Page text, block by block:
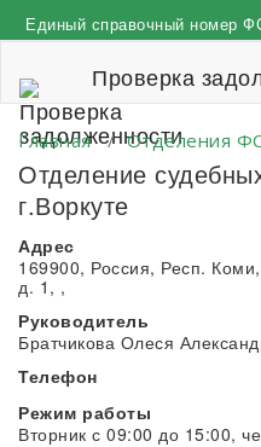
к
Единый справочный номер
Проверка
Главная/Отделения
Отделение
г.Воркуте
Адрес
169900, Россия, Респ.
д. 1, ,
Руководитель
Братчикова Олеся
Телефон
Режим работы
Вторник с 09:00 до 15:00,